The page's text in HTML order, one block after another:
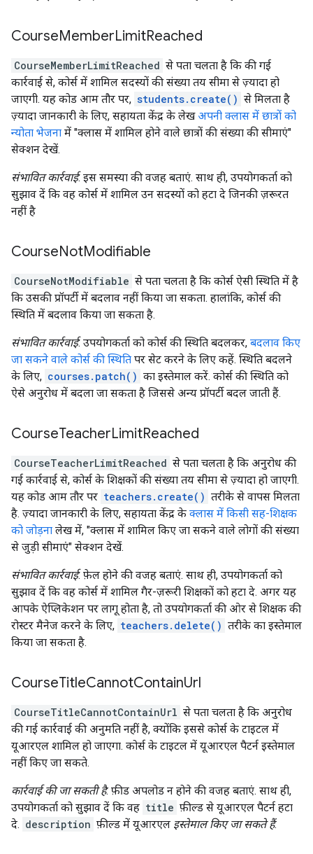
CourseMemberLimitReached
CourseMemberLimitReached से पता चलता है कि की गई
कार्रवाई से, कोर्स में शामिल सदस्यों की संख्या तय सीमा से ज़्यादा हो
जाएगी. यह कोड आम तौर पर, students.create() से मिलता है
ज़्यादा जानकारी के लिए, सहायता केंद्र के लेख अपनी क्लास में छात्रों को
न्योता भेजना में "क्लास में शामिल होने वाले छात्रों की संख्या की सीमाएं"
सेक्शन देखें.
संभावित कार्रवाई: इस समस्या की वजह बताएं. साथ ही, उपयोगकर्ता को
सुझाव दें कि वह कोर्स में शामिल उन सदस्यों को हटा दे जिनकी ज़रूरत
नहीं है
CourseNotModifiable
CourseNotModifiable से पता चलता है कि कोर्स ऐसी स्थिति में है
कि उसकी प्रॉपर्टी में बदलाव नहीं किया जा सकता. हालांकि, कोर्स की
स्थिति में बदलाव किया जा सकता है.
संभावित कार्रवाई: उपयोगकर्ता को कोर्स की स्थिति बदलकर, बदलाव किए
जा सकने वाले कोर्स की स्थिति पर सेट करने के लिए कहें. स्थिति बदलने
के लिए, courses.patch() का इस्तेमाल करें. कोर्स की स्थिति को
ऐसे अनुरोध में बदला जा सकता है जिससे अन्य प्रॉपर्टी बदल जाती हैं.
CourseTeacherLimitReached
CourseTeacherLimitReached से पता चलता है कि अनुरोध की
गई कार्रवाई से, कोर्स के शिक्षकों की संख्या तय सीमा से ज़्यादा हो जाएगी.
यह कोड आम तौर पर teachers.create() तरीके से वापस मिलता
है. ज़्यादा जानकारी के लिए, सहायता केंद्र के क्लास में किसी सह-शिक्षक
को जोड़ना लेख में, "क्लास में शामिल किए जा सकने वाले लोगों की संख्या
से जुड़ी सीमाएं" सेक्शन देखें.
संभावित कार्रवाई: फ़ेल होने की वजह बताएं. साथ ही, उपयोगकर्ता को
सुझाव दें कि वह कोर्स में शामिल गैर-ज़रूरी शिक्षकों को हटा दे. अगर यह
आपके ऐप्लिकेशन पर लागू होता है, तो उपयोगकर्ता की ओर से शिक्षक की
रोस्टर मैनेज करने के लिए, teachers.delete() तरीके का इस्तेमाल
किया जा सकता है.
CourseTitleCannotContainUrl
CourseTitleCannotContainUrl से पता चलता है कि अनुरोध
की गई कार्रवाई की अनुमति नहीं है, क्योंकि इससे कोर्स के टाइटल में
यूआरएल शामिल हो जाएगा. कोर्स के टाइटल में यूआरएल पैटर्न इस्तेमाल
नहीं किए जा सकते.
कार्रवाई की जा सकती है: फ़ीड अपलोड न होने की वजह बताएं. साथ ही,
उपयोगकर्ता को सुझाव दें कि वह title फ़ील्ड से यूआरएल पैटर्न हटा
दे. description फ़ील्ड में यूआरएल इस्तेमाल किए जा सकते हैं.